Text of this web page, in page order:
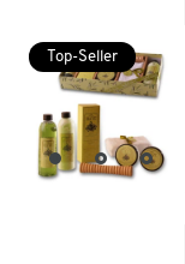
Top-Seller